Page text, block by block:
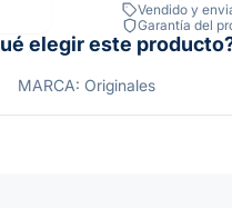
Vendido y
Garantía del
elegir este
MARCA: Originales